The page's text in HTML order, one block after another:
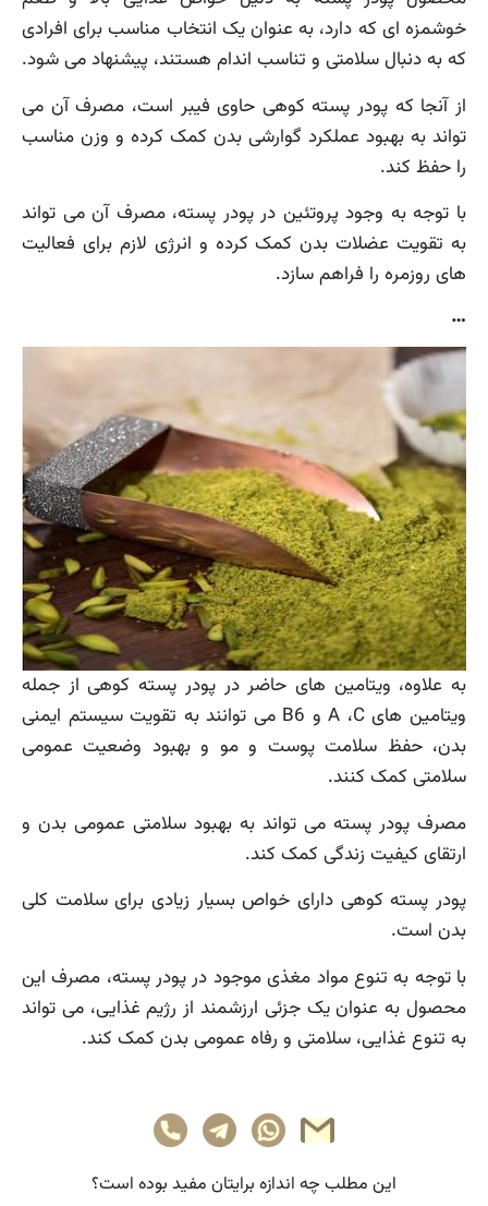
خوشمزه ای که دارد، به عنوان یک انتخاب مناسب برای افرادی
که به دنبال سلامتی و تناسب اندام هستند، پیشنهاد می شود.
از آنجا که پودر پسته کوهی حاوی فیبر است، مصرف آن می
تواند به بهبود عملکرد گوارشی بدن کمک کرده و وزن مناسب
را حفظ کند.
با توجه به وجود پروتئین در پودر پسته، مصرف آن می تواند
به تقویت عضلات بدن کمک کرده و انرژی لازم برای فعالیت
های روزمره را فراهم سازد.
…
به علاوه، ویتامین های حاضر در پودر پسته کوهی از جمله
ویتامین های A ،C و B6 می توانند به تقویت سیستم ایمنی
بدن، حفظ سلامت پوست و مو و بهبود وضعیت عمومی
سلامتی کمک کنند.
مصرف پودر پسته می تواند به بهبود سلامتی عمومی بدن و
ارتقای کیفیت زندگی کمک کند.
پودر پسته کوهی دارای خواص بسیار زیادی برای سلامت کلی
بدن است.
با توجه به تنوع مواد مغذی موجود در پودر پسته، مصرف این
محصول به عنوان یک جزئی ارزشمند از رژیم غذایی، می تواند
به تنوع غذایی، سلامتی و رفاه عمومی بدن کمک کند.
این مطلب چه‌ اندازه برایتان مفید بوده است؟